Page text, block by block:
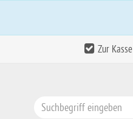
Zur Kasse